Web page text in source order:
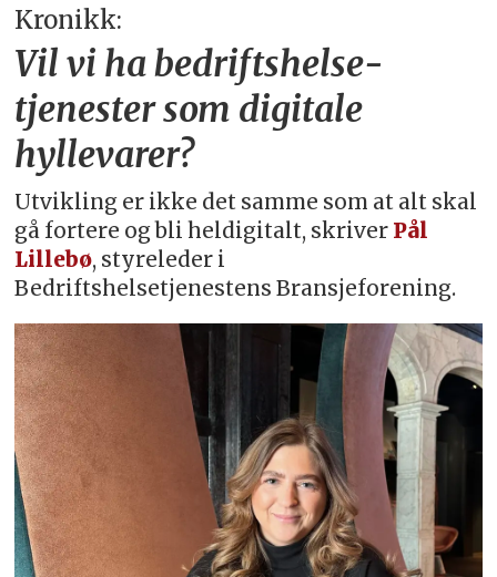
Kronikk:
Vil vi ha bedriftshelse­
tjenester som digitale
hyllevarer?
Utvikling er ikke det samme som at alt skal
gå fortere og bli heldigitalt, skriver Pål
Lillebø, styreleder i
Bedriftshelsetjenestens Bransjeforening.